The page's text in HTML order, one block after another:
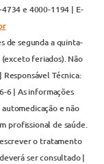
e 4000-1194 | E-
de segunda a quinta-
(exceto feriados). Não
Técnica:
6 | As informações
e não
profissional de saúde.
o tratamento
ser consultado |